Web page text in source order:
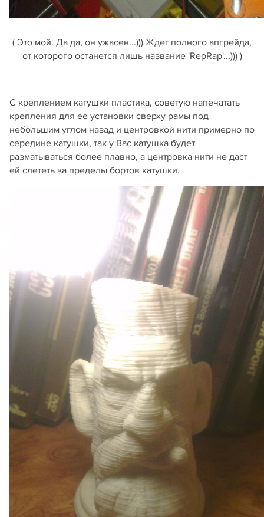
( Это мой. Да да, он ужасен...))) Ждет полного апгрейда,
от которого останется лишь название 'RepRap'...))) )
С креплением катушки пластика, советую напечатать
крепления для ее установки сверху рамы под
небольшим углом назад и центровкой нити примерно по
середине катушки, так у Вас катушка будет
разматываться более плавно, а центровка нити не даст
ей слететь за пределы бортов катушки.